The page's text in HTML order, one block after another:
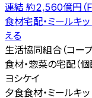
連結 約2,560億円（
食材宅配・ミールキ
える
生活協同組合（コープ
食材・惣菜の宅配（個
ヨシケイ
夕食食材・ミールキッ